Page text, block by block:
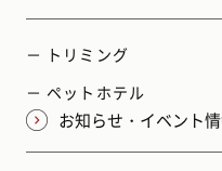
－ トリミング
－ ペットホテル
お知らせ・イベント